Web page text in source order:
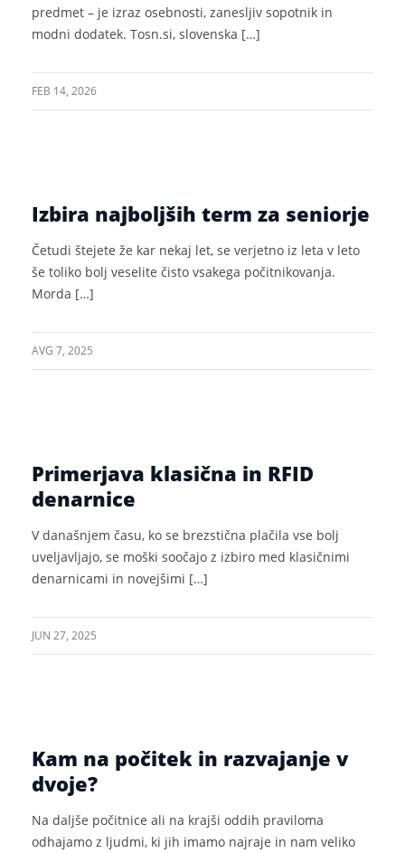
predmet – je izraz osebnosti, zanesljiv sopotnik in
modni dodatek. Tosn.si, slovenska […]
FEB 14, 2026
Izbira najboljših term za seniorje
Četudi štejete že kar nekaj let, se verjetno iz leta v leto
še toliko bolj veselite čisto vsakega počitnikovanja.
Morda […]
AVG 7, 2025
Primerjava klasična in RFID
denarnice
V današnjem času, ko se brezstična plačila vse bolj
uveljavljajo, se moški soočajo z izbiro med klasičnimi
denarnicami in novejšimi […]
JUN 27, 2025
Kam na počitek in razvajanje v
dvoje?
Na daljše počitnice ali na krajši oddih praviloma
odhajamo z ljudmi, ki jih imamo najraje in nam veliko